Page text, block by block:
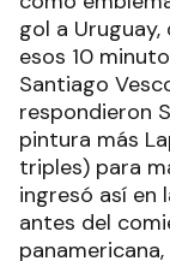
gol a Uruguay,
esos 10
Santiago
respondieron
pintura más
triples) para
ingresó así en
antes del